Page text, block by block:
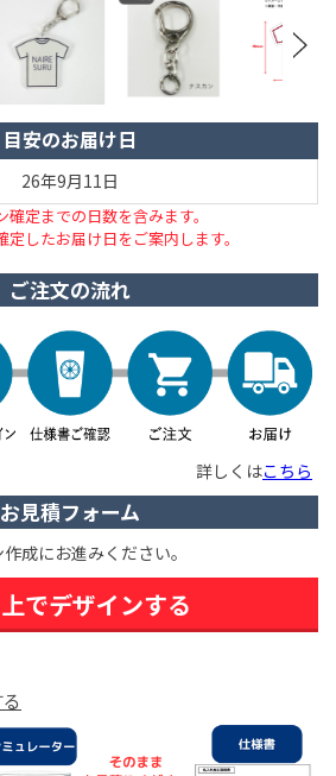
目安のお届け日
26年9月11日
定までの日数を含みます。
したお届け日をご案内します。
ご注文の流れ
詳しくはこちら
お見積フォーム
成にお進みください。
でデザインする